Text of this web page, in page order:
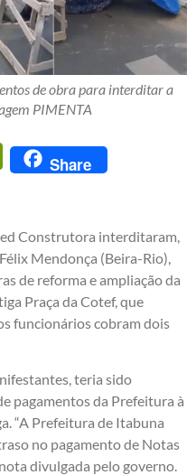
de obra para interditar a
PIMENTA
PrintFriendly
Share
Construtora interditaram,
Mendonça (Beira-Rio),
de reforma e ampliação da
Praça da Cotef, que
funcionários cobram dois
teria sido
pagamentos da Prefeitura à
“A Prefeitura de Itabuna
no pagamento de Notas
divulgada pelo governo.